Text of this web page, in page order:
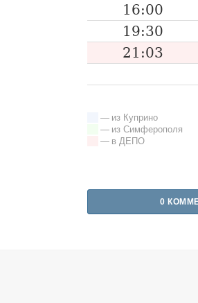
16:00
19:30
21:03
— из Куприно
— из Симферополя
— в ДЕПО
0